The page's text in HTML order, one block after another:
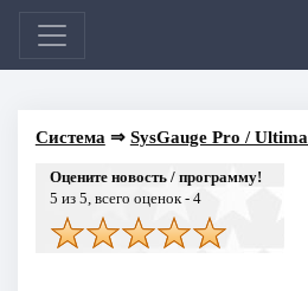
Система ⇒ SysGauge Pro /
Оцените новость / программу!
5 из 5, всего оценок - 4